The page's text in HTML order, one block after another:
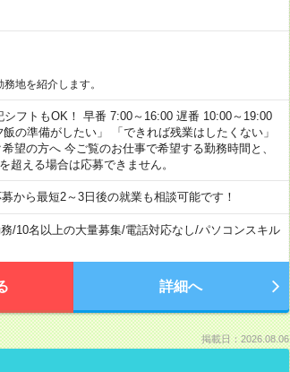
地を紹介します。
フトもOK！ 早番 7:00～16:00 遅番 10:00～19:00
の準備がしたい」 「できれば残業はしたくない」
望の方へ 今ご覧のお仕事で希望する勤務時間と、
超える場合は応募できません。
から最短2～3日後の就業も相談可能です！
/10名以上の大量募集/電話対応なし/パソコンスキル
詳細へ
掲載日：2026.08.06